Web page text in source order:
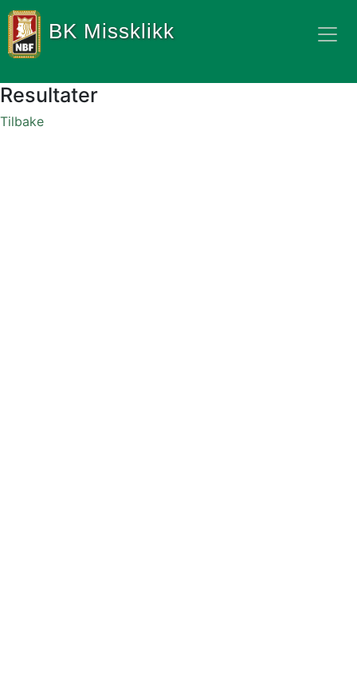
BK Missklikk
Resultater
Tilbake